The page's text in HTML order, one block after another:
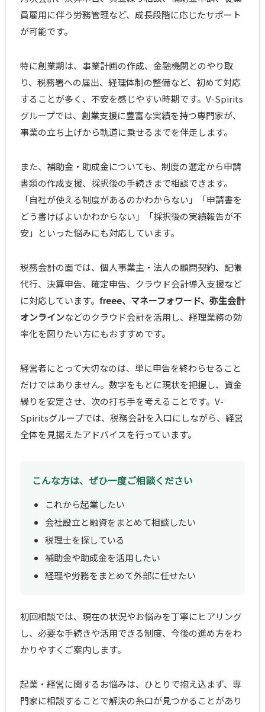
員雇用に伴う労務管理など、成長段階に応じたサポート
が可能です。
特に創業期は、事業計画の作成、金融機関とのやり取
り、税務署への届出、経理体制の整備など、初めて対応
することが多く、不安を感じやすい時期です。V-Spirits
グループでは、創業支援に豊富な実績を持つ専門家が、
事業の立ち上げから軌道に乗せるまでを伴走します。
また、補助金・助成金についても、制度の選定から申請
書類の作成支援、採択後の手続きまで相談できます。
「自社が使える制度があるのかわからない」「申請書を
どう書けばよいかわからない」「採択後の実績報告が不
安」といった悩みにも対応しています。
税務会計の面では、個人事業主・法人の顧問契約、記帳
代行、決算申告、確定申告、クラウド会計導入支援など
に対応しています。 freee、マネーフォワード、弥生会計
オンラインなどのクラウド会計を活用し、経理業務の効
率化を図りたい方にもおすすめです。
経営者にとって大切なのは、単に申告を終わらせること
だけではありません。数字をもとに現状を把握し、資金
繰りを安定させ、次の打ち手を考えることです。V-
Spiritsグループでは、税務会計を入口にしながら、経営
全体を見据えたアドバイスを行っています。
こんな方は、ぜひ一度ご相談ください
これから起業したい
会社設立と融資をまとめて相談したい
税理士を探している
補助金や助成金を活用したい
経理や労務をまとめて外部に任せたい
初回相談では、現在の状況やお悩みを丁寧にヒアリング
し、必要な手続きや活用できる制度、今後の進め方をわ
かりやすくご案内します。
起業・経営に関するお悩みは、ひとりで抱え込まず、専
門家に相談することで解決の糸口が見つかることがあり